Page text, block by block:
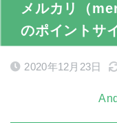
メルカリ（
のポイントサ
2020年12月23日